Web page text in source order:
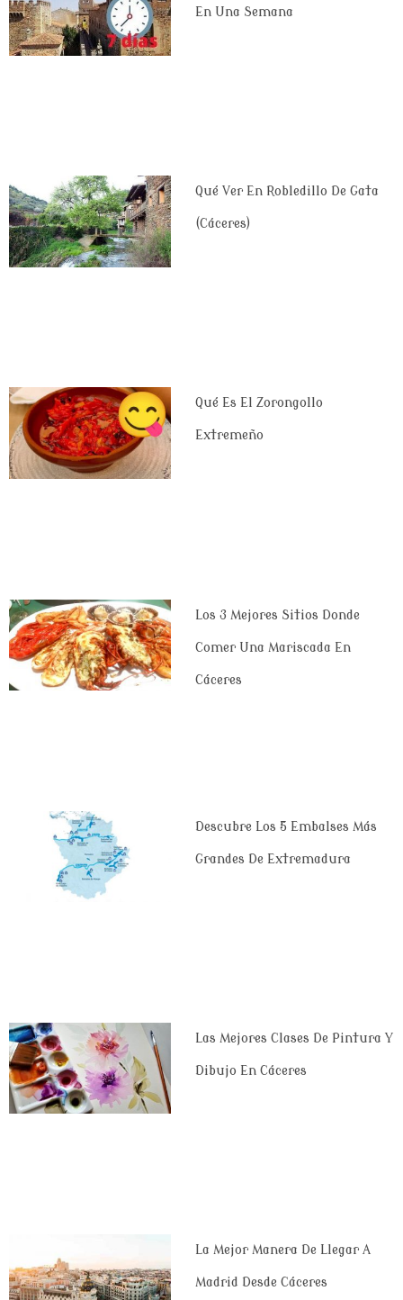
En Una Semana
Qué Ver En Robledillo De Gata
(Cáceres)
Qué Es El Zorongollo
Extremeño
Los 3 Mejores Sitios Donde
Comer Una Mariscada En
Cáceres
Descubre Los 5 Embalses Más
Grandes De Extremadura
Las Mejores Clases De Pintura Y
Dibujo En Cáceres
La Mejor Manera De Llegar A
Madrid Desde Cáceres